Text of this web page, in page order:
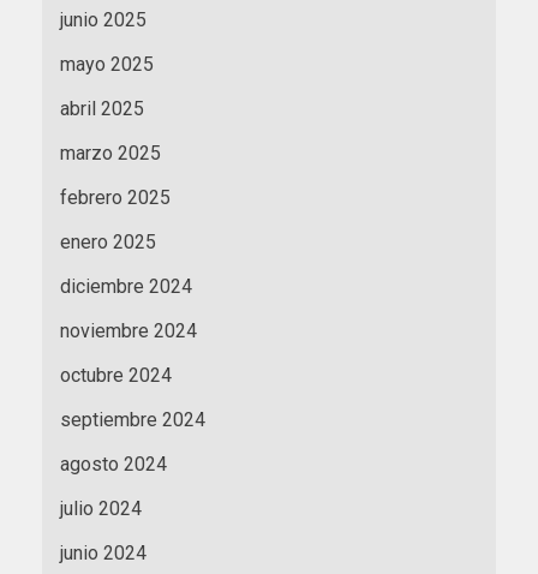
junio 2025
mayo 2025
abril 2025
marzo 2025
febrero 2025
enero 2025
diciembre 2024
noviembre 2024
octubre 2024
septiembre 2024
agosto 2024
julio 2024
junio 2024